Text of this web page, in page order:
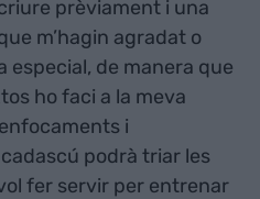
prèviament i una
m’hagin agradat o
especial, de manera que
ho faci a la meva
i
podrà triar les
fer servir per entrenar